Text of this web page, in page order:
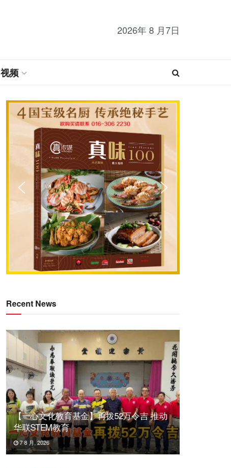
2026年 8 月7日
视频
Recent News
【一心文化教育基金】再拨52万令吉 推动
华联STEM教育
7 8 月, 2026